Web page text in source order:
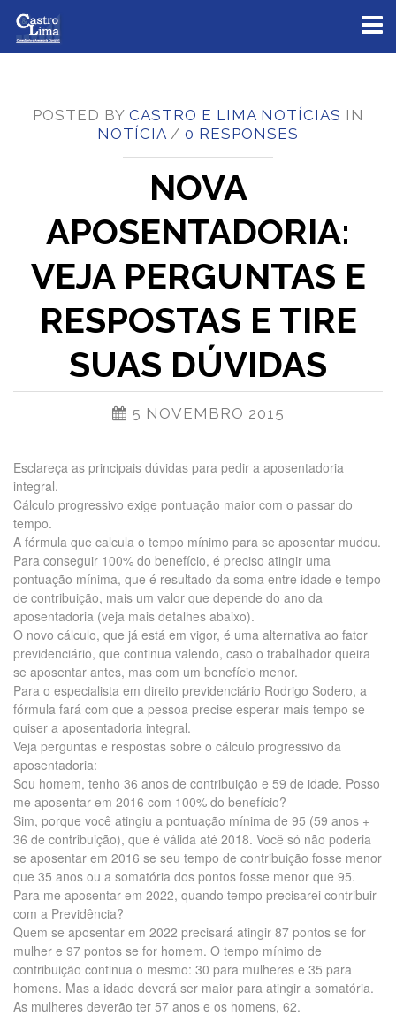
POSTED BY CASTRO E LIMA NOTÍCIAS IN
NOTÍCIA / 0 RESPONSES
NOVA
APOSENTADORIA:
VEJA PERGUNTAS E
RESPOSTAS E TIRE
SUAS DÚVIDAS
5 NOVEMBRO 2015
Esclareça as principais dúvidas para pedir a aposentadoria
integral.
Cálculo progressivo exige pontuação maior com o passar do
tempo.
A fórmula que calcula o tempo mínimo para se aposentar mudou.
Para conseguir 100% do benefício, é preciso atingir uma
pontuação mínima, que é resultado da soma entre idade e tempo
de contribuição, mais um valor que depende do ano da
aposentadoria (veja mais detalhes abaixo).
O novo cálculo, que já está em vigor, é uma alternativa ao fator
previdenciário, que continua valendo, caso o trabalhador queira
se aposentar antes, mas com um benefício menor.
Para o especialista em direito previdenciário Rodrigo Sodero, a
fórmula fará com que a pessoa precise esperar mais tempo se
quiser a aposentadoria integral.
Veja perguntas e respostas sobre o cálculo progressivo da
aposentadoria:
Sou homem, tenho 36 anos de contribuição e 59 de idade. Posso
me aposentar em 2016 com 100% do benefício?
Sim, porque você atingiu a pontuação mínima de 95 (59 anos +
36 de contribuição), que é válida até 2018. Você só não poderia
se aposentar em 2016 se seu tempo de contribuição fosse menor
que 35 anos ou a somatória dos pontos fosse menor que 95.
Para me aposentar em 2022, quando tempo precisarei contribuir
com a Previdência?
Quem se aposentar em 2022 precisará atingir 87 pontos se for
mulher e 97 pontos se for homem. O tempo mínimo de
contribuição continua o mesmo: 30 para mulheres e 35 para
homens. Mas a idade deverá ser maior para atingir a somatória.
As mulheres deverão ter 57 anos e os homens, 62.